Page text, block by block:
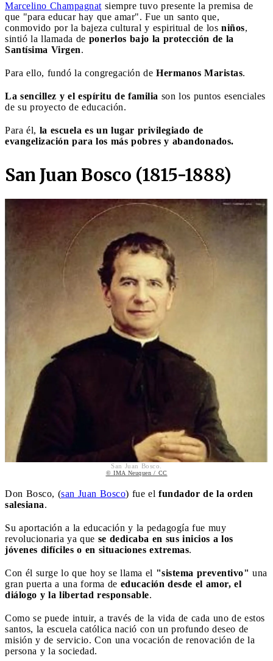
Marcelino Champagnatsiempre tuvo presente la premisa de
que "para educar hay que amar". Fue un santo que,
conmovido por la bajeza cultural y espiritual de los niños,
sintió la llamada de ponerlos bajo la protección de la
Santísima Virgen.
Para ello, fundó la congregación de Hermanos Maristas.
La sencillez y el espíritu de familia son los puntos esenciales
de su proyecto de educación.
Para él, la escuela es un lugar privilegiado de
evangelización para los más pobres y abandonados.
San Juan Bosco (1815-1888)
San Juan Bosco.
© IMA Neuquen / CC
Don Bosco, (san Juan Bosco) fue el fundador de la orden
salesiana.
Su aportación a la educación y la pedagogía fue muy
revolucionaria ya que se dedicaba en sus inicios a los
jóvenes difíciles o en situaciones extremas.
Con él surge lo que hoy se llama el "sistema preventivo" una
gran puerta a una forma de educación desde el amor, el
diálogo y la libertad responsable.
Como se puede intuir, a través de la vida de cada uno de estos
santos, la escuela católica nació con un profundo deseo de
misión y de servicio. Con una vocación de renovación de la
persona y la sociedad.